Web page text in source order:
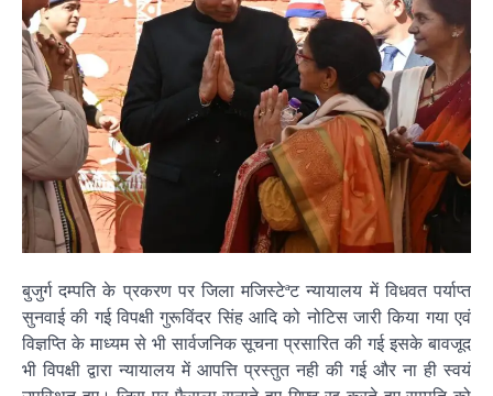
बुजुर्ग दम्पति के प्रकरण पर जिला मजिस्टेªट न्यायालय में विधवत पर्याप्त
सुनवाई की गई विपक्षी गुरूविंदर सिंह आदि को नोटिस जारी किया गया एवं
विज्ञप्ति के माध्यम से भी सार्वजनिक सूचना प्रसारित की गई इसके बावजूद
भी विपक्षी द्वारा न्यायालय में आपत्ति प्रस्तुत नही की गई और ना ही स्वयं